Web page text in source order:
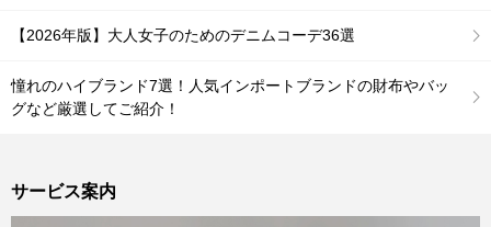
【2026年版】大人女子のためのデニムコーデ36選
憧れのハイブランド7選！人気インポートブランドの財布やバッ
グなど厳選してご紹介！
サービス案内